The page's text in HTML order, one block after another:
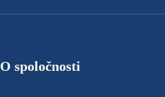
O spoločnosti